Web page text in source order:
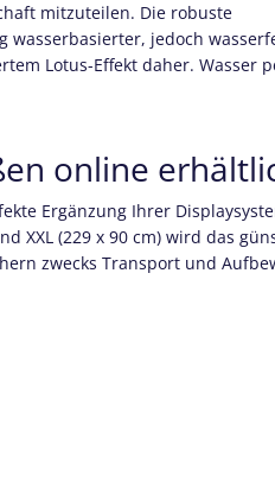
mitzuteilen. Die robuste
wasserbasierter, jedoch
Lotus-Effekt daher. Wasser
online
Ergänzung Ihrer
XXL (229 x 90 cm) wird das
zwecks Transport und